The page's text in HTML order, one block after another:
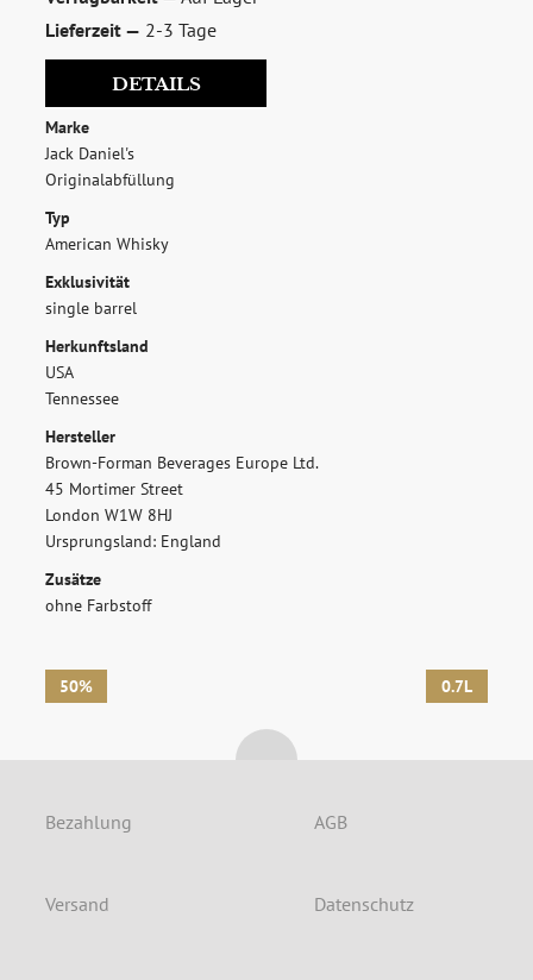
Lieferzeit — 2-3 Tage
DETAILS
Marke
Jack Daniel's
Originalabfüllung
Typ
American Whisky
Exklusivität
single barrel
Herkunftsland
USA
Tennessee
Hersteller
Brown-Forman Beverages Europe Ltd.
45 Mortimer Street
London W1W 8HJ
Ursprungsland: England
Zusätze
ohne Farbstoff
50% 0.7L
Bezahlung
Versand
AGB
Datenschutz
zum Newsletter anmelden
Möchten Sie ein für Newsletter-Abonnenten exklusives
Monats-Angebot erhalten und dabei über Neuigkeiten rund
um Whisky & Passion, das erlesene Sortiment unseres Ladens
sowie Online-Shops, unsere limitierten Tastings und Events
hier für unseren Newsletter an! Es lohnt sich!
ANMELDEN